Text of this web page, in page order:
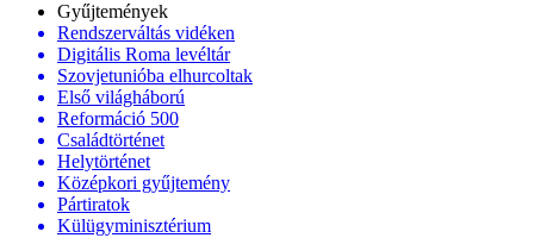
Gyűjtemények
Rendszerváltás vidéken
Digitális Roma levéltár
Szovjetunióba elhurcoltak
Első világháború
Reformáció 500
Családtörténet
Helytörténet
Középkori gyűjtemény
Pártiratok
Külügyminisztérium